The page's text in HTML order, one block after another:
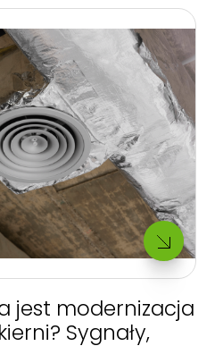
jest modernizacja
Sygnały,